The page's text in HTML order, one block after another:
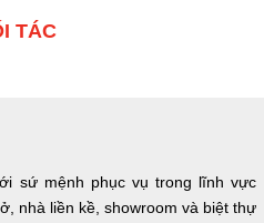
TÁC
sứ mệnh phục vụ trong lĩnh vực
nhà liền kề, showroom và biệt thự